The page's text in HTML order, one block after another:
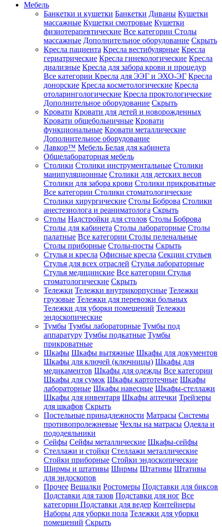
Мебель
Банкетки и кушетки Банкетки Диваны Кушетки
массажные Кушетки смотровые Кушетки
физиотерапевтические Все категории Столы
массажные Дополнительное оборудование Скрыть
Кресла пациента Кресла вестибулярные Кресла
гериатрические Кресла гинекологические Кресла
диализные Кресла для забора крови и процедур
Все категории Кресла для ЭЭГ и ЭХО-ЭГ Кресла
донорские Кресла косметологические Кресла
отоларингологические Кресла проктологические
Дополнительное оборудование Скрыть
Кровати Кровати для детей и новорожденных
Кровати общебольничные Кровати
функциональные Кровати металлические
Дополнительное оборудование
Лавкор™ Мебель Белая для кабинета
Общелабораторная мебель
Столики Столики инструментальные Столики
манипуляционные Столики для детских весов
Столики для забора крови Столики прикроватные
Все категории Столики стоматологические
Столики хирургические Столы Боброва Столики
анестезиолога и реаниматолога Скрыть
Столы Надстройки для столов Столы Боброва
Столы для кабинета Столы лабораторные Столы
палатные Все категории Столы пеленальные
Столы приборные Столы-посты Скрыть
Стулья и кресла Офисные кресла Секции стульев
Стулья для всех отраслей Стулья лабораторные
Стулья медицинские Все категории Стулья
стоматологические Скрыть
Тележки Тележки внутрикорпусные Тележки
грузовые Тележки для перевозки больных
Тележки для уборки помещений Тележки
эндоскопические
Тумбы Тумбы лабораторные Тумбы под
аппаратуру Тумбы подкатные Тумбы
прикроватные
Шкафы Шкафы вытяжные Шкафы для документов
Шкафы для ключей (ключницы) Шкафы для
медикаментов Шкафы для одежды Все категории
Шкафы для сумок Шкафы картотечные Шкафы
лабораторные Шкафы навесные Шкафы-стеллажи
Шкафы для инвентаря Шкафы аптечки Трейзеры
для шкафов Скрыть
Постельные принадлежности Матрасы Системы
противопролежневые Чехлы на матрасы Одеяла и
пододеяльники
Сейфы Сейфы металлические Шкафы-сейфы
Стеллажи и стойки Стеллажи металлические
Стойки приборные Стойки эндоскопические
Ширмы и штативы Ширмы Штативы Штативы
для эндоскопов
Прочее Вешалки Ростомеры Подставки для биксов
Подставки для тазов Подставки для ног Все
категории Подставки для ведер Контейнеры
Наборы для уборки пола Тележки для уборки
помещений Скрыть